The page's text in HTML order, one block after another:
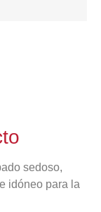
sedoso,
idóneo para la